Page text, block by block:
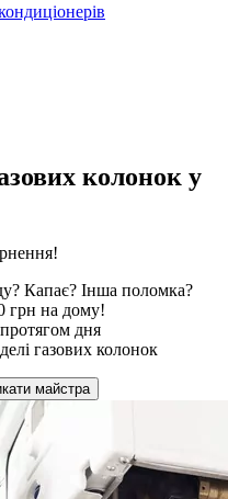
колонок у
Капає? Інша поломка?
грн на дому!
дня
газових колонок
майстра